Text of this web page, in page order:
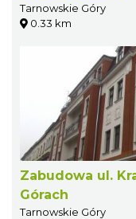
Tarnowskie Góry
0.33 km
Zabudowa ul.
Górach
Tarnowskie Góry